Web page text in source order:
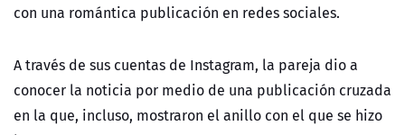
con una romántica publicación en redes sociales.
A través de sus cuentas de Instagram, la pareja dio a
conocer la noticia por medio de una publicación cruzada
en la que, incluso, mostraron el anillo con el que se hizo